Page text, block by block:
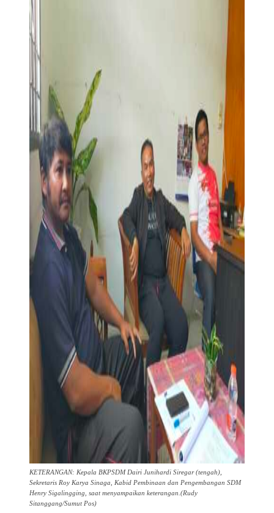
KETERANGAN: Kepala BKPSDM Dairi Junihardi Siregar (tengah),
Sekretaris Roy Karya Sinaga, Kabid Pembinaan dan Pengembangan SDM
Henry Sigalingging, saat menyampaikan keterangan.(Rudy
Sitanggang/Sumut Pos)